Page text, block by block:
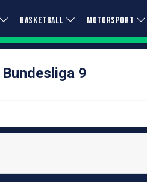
BASKETBALL MOTORSPORT
9